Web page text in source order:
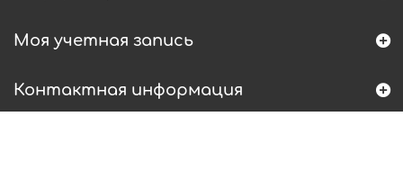
Моя учетная запись
Контактная информация